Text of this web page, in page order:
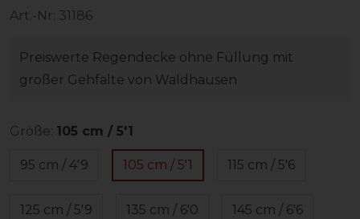
Art.-Nr: 31186
Preiswerte Regendecke ohne Füllung mit
großer Gehfalte von Waldhausen
Größe: 105 cm / 5'1
95 cm / 4'9 105 cm / 5'1 115 cm / 5'6
125 cm / 5'9 135 cm / 6'0 145 cm / 6'6